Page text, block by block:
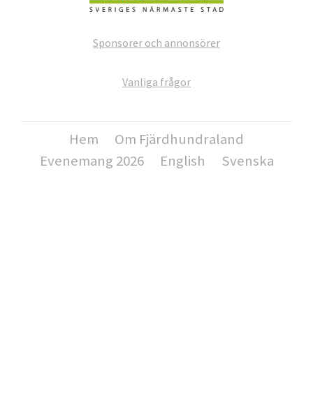
Sponsorer och annonsörer
Vanliga frågor
Hem
Om Fjärdhundraland
Evenemang 2026
English Svenska